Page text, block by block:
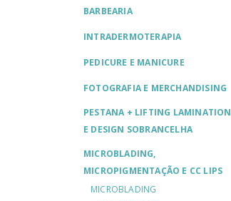
BARBEARIA
INTRADERMOTERAPIA
PEDICURE E MANICURE
FOTOGRAFIA E MERCHANDISING
PESTANA + LIFTING LAMINATION
E DESIGN SOBRANCELHA
MICROBLADING,
MICROPIGMENTAÇÃO E CC LIPS
MICROBLADING